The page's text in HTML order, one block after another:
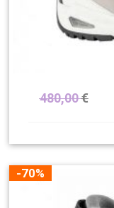
480,00€
-70%